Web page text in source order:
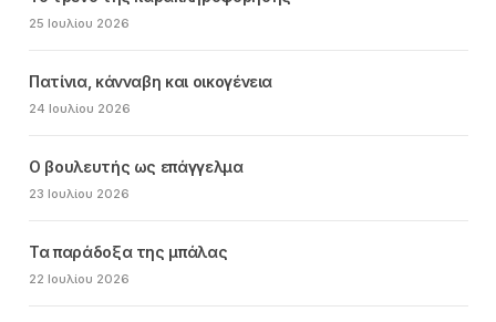
25 Ιουλίου 2026
Πατίνια, κάνναβη και οικογένεια
24 Ιουλίου 2026
Ο βουλευτής ως επάγγελμα
23 Ιουλίου 2026
Τα παράδοξα της μπάλας
22 Ιουλίου 2026